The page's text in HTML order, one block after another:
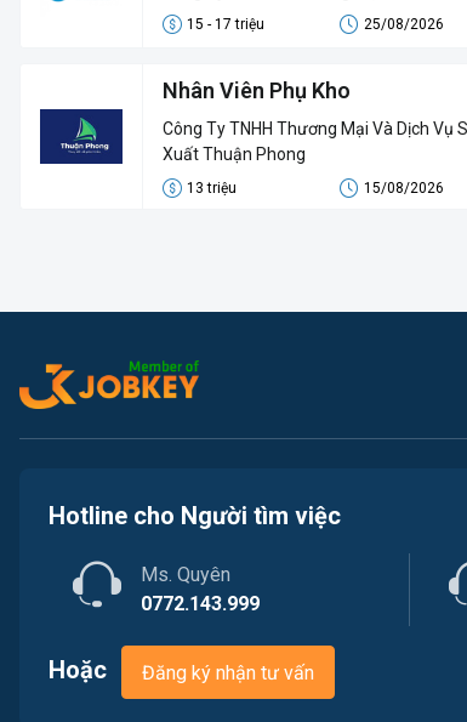
15 - 17 triệu 25/08/2026
Nhân Viên Phụ Kho
Công Ty TNHH Thương Mại Và Dịch Vụ
Xuất Thuận Phong
13 triệu 15/08/2026
Hotline cho Người tìm việc
Ms. Quyên
0772.143.999
Hoặc Đăng ký nhận tư vấn